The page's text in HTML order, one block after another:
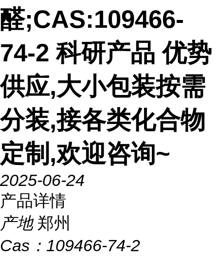
醛;CAS:109466-
74-2 科研产品 优势
供应,大小包装按需
分装,接各类化合物
定制,欢迎咨询~
2025-06-24
产品详情
产地 郑州
Cas： 109466-74-2